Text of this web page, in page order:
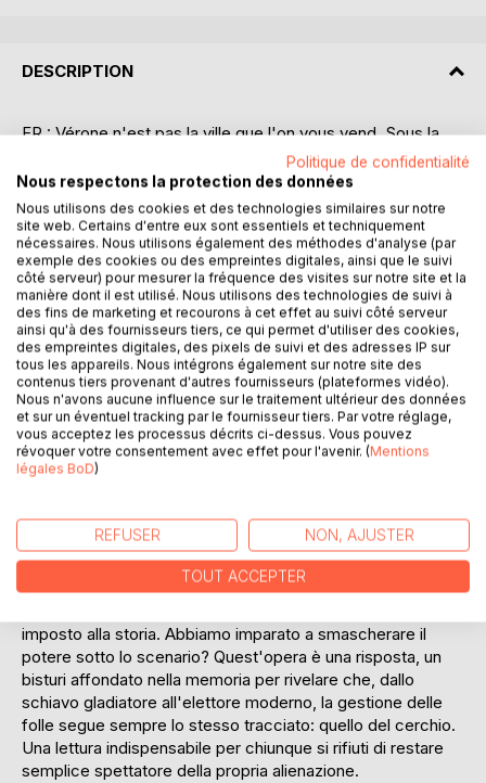
DESCRIPTION
FR : Vérone n'est pas la ville que l'on vous vend. Sous la
pierre rose des amoureux et le faste des festivals lyriques,
nous avons creusé jusqu'aux strates oubliées : celles des
bûchers, des forteresses, de la marchandisation des corps
et de l'instrumentalisation du passé. En confrontant le
mythe - cette "machine à rêves" imposée par les
puissants - à la réalité archéologique et sociale, ce théâtre
d'intervention déconstruit le silence imposé à l'histoire.
Avons-nous appris à démasquer le pouvoir sous le décor ?
Cette pièce est une réponse, un scalpel plongé dans la
mémoire pour révéler que, de l'esclave gladiateur à
l'électeur moderne, la gestion des foules suit toujours le
même tracé : celui du cercle. Une lecture indispensable
pour quiconque refuse de rester simple spectateur de sa
propre aliénation.
IT : Verona non è la città che vi vendono. Sotto la pietra
scavato fino agli strati dimenticati: quelli dei roghi, delle
fortezze, della mercificazione dei corpi e dell'uso politico
del passato. Confrontando il mito - questa "macchina dei
sogni" imposta dai potenti - con la realtà archeologica e
imposto alla storia. Abbiamo imparato a smascherare il
potere sotto lo scenario? Quest'opera è una risposta, un
bisturi affondato nella memoria per rivelare che, dallo
schiavo gladiatore all'elettore moderno, la gestione delle
folle segue sempre lo stesso tracciato: quello del cerchio.
Una lettura indispensabile per chiunque si rifiuti di restare
semplice spettatore della propria alienazione.
Politique de confidentialité
Nous respectons la protection des données
Nous utilisons des cookies et des technologies similaires sur notre
site web. Certains d'entre eux sont essentiels et techniquement
nécessaires. Nous utilisons également des méthodes d'analyse (par
exemple des cookies ou des empreintes digitales, ainsi que le suivi
côté serveur) pour mesurer la fréquence des visites sur notre site et la
manière dont il est utilisé. Nous utilisons des technologies de suivi à
des fins de marketing et recourons à cet effet au suivi côté serveur
ainsi qu'à des fournisseurs tiers, ce qui permet d'utiliser des cookies,
des empreintes digitales, des pixels de suivi et des adresses IP sur
tous les appareils. Nous intégrons également sur notre site des
contenus tiers provenant d'autres fournisseurs (plateformes vidéo).
Nous n'avons aucune influence sur le traitement ultérieur des données
et sur un éventuel tracking par le fournisseur tiers. Par votre réglage,
vous acceptez les processus décrits ci-dessus. Vous pouvez
révoquer votre consentement avec effet pour l'avenir. (Mentions
légales BoD)
REFUSER NON, AJUSTER
TOUT ACCEPTER